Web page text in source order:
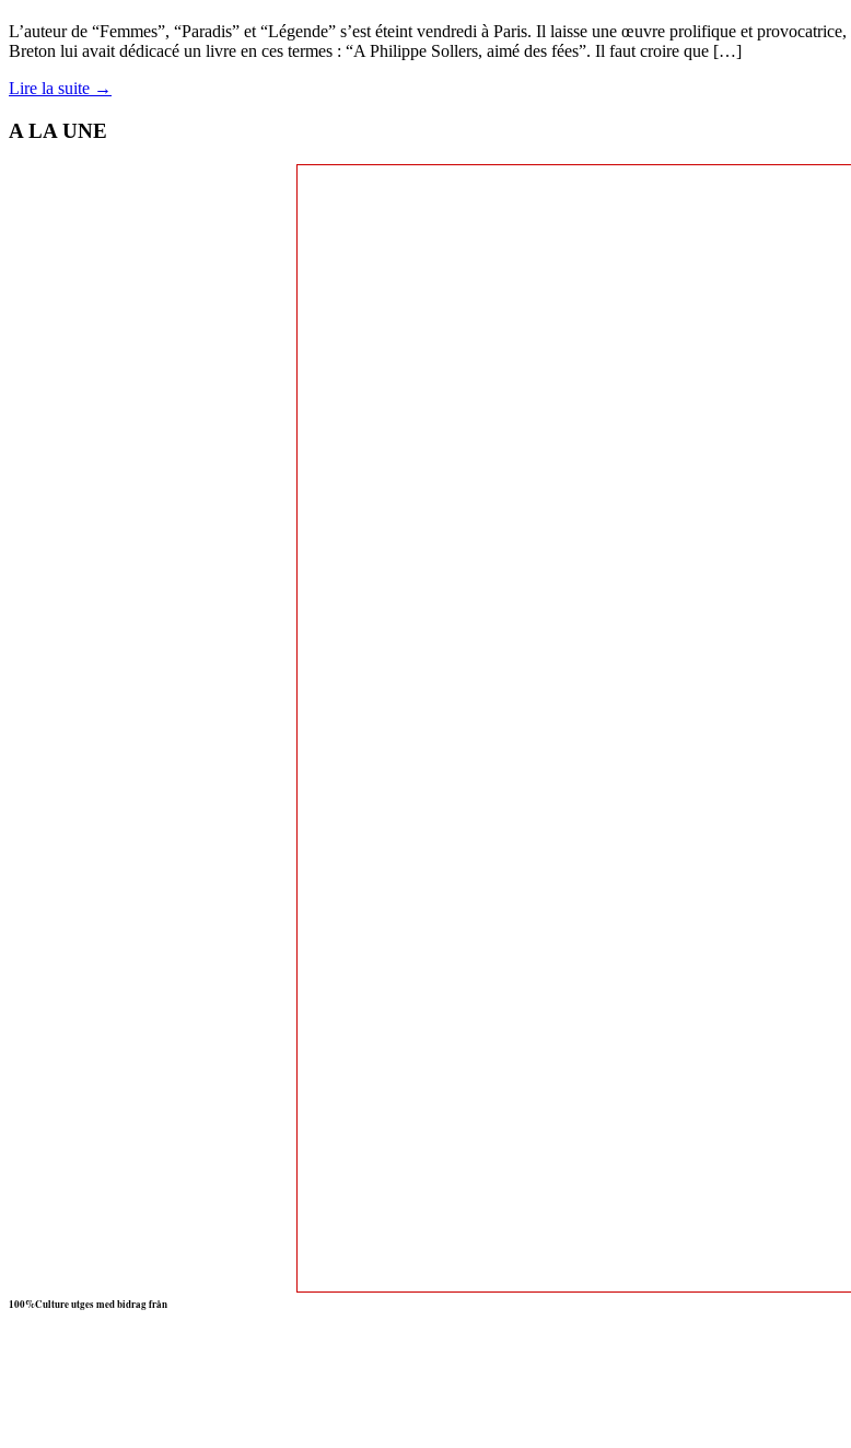
L’auteur de “Femmes”, “Paradis” et “Légende” s’est éteint vendredi à Paris. Il laisse une œuvre prolifique et
Breton lui avait dédicacé un livre en ces termes : “A Philippe Sollers, aimé des fées”. Il faut croire que […]
Lire la suite →
A LA UNE
100%Culture utges med bidrag från